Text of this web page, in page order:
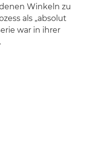
Winkeln zu
als „absolut
war in ihrer